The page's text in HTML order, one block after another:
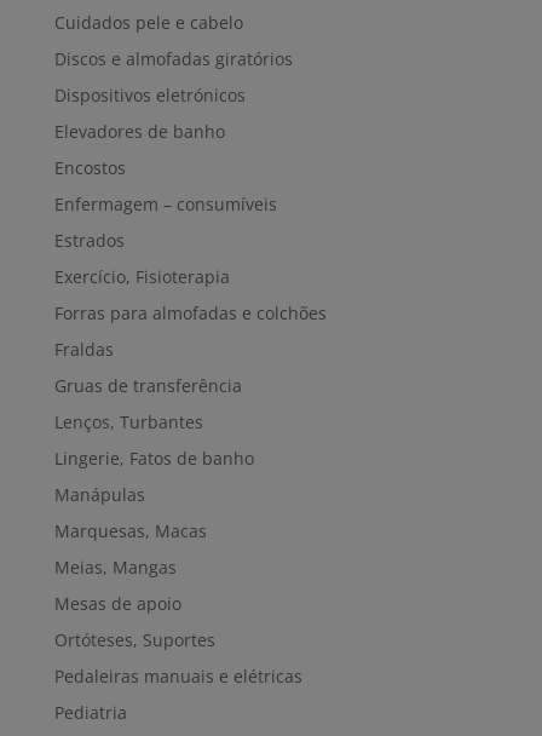
Cuidados pele e cabelo
Discos e almofadas giratórios
Dispositivos eletrónicos
Elevadores de banho
Encostos
Enfermagem – consumíveis
Estrados
Exercício, Fisioterapia
Forras para almofadas e colchões
Fraldas
Gruas de transferência
Lenços, Turbantes
Lingerie, Fatos de banho
Manápulas
Marquesas, Macas
Meias, Mangas
Mesas de apoio
Ortóteses, Suportes
Pedaleiras manuais e elétricas
Pediatria